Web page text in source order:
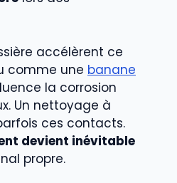
accélèrent ce
comme une banane
la corrosion
Un nettoyage à
ces contacts.
devient inévitable
propre.